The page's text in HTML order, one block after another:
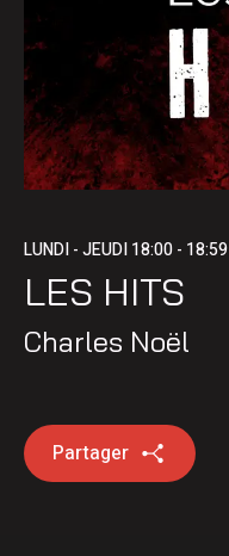
LUNDI - JEUDI18:00 - 18:59
LES HITS
Charles Noël
Partager